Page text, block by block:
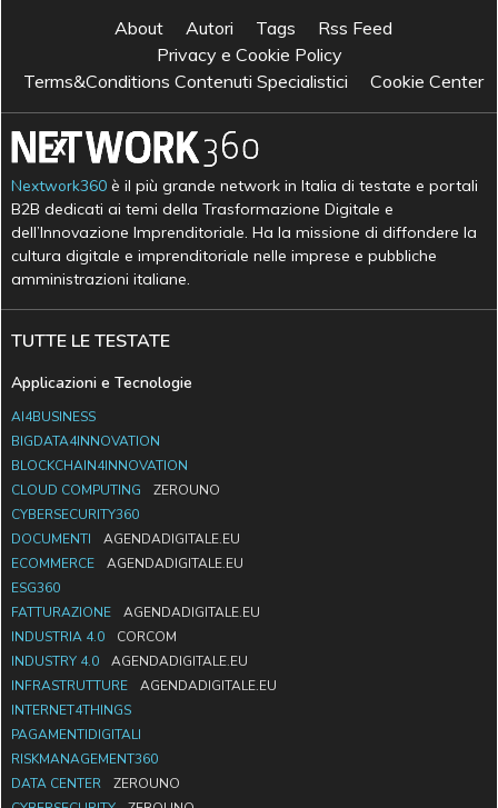
About Autori Tags
Rss Feed
Privacy e Cookie Policy
Terms&Conditions Contenuti Specialistici
Cookie Center
Nextwork360 è il più grande network in Italia di testate e portali
B2B dedicati ai temi della Trasformazione Digitale e
dell’Innovazione Imprenditoriale. Ha la missione di diffondere la
cultura digitale e imprenditoriale nelle imprese e pubbliche
amministrazioni italiane.
TUTTE LE TESTATE
Applicazioni e Tecnologie
AI4BUSINESS
BIGDATA4INNOVATION
BLOCKCHAIN4INNOVATION
CLOUD COMPUTING
ZEROUNO
CYBERSECURITY360
DOCUMENTI
AGENDADIGITALE.EU
ECOMMERCE
AGENDADIGITALE.EU
ESG360
FATTURAZIONE
AGENDADIGITALE.EU
INDUSTRIA 4.0
CORCOM
INDUSTRY 4.0
AGENDADIGITALE.EU
INFRASTRUTTURE
AGENDADIGITALE.EU
INTERNET4THINGS
PAGAMENTIDIGITALI
RISKMANAGEMENT360
DATA CENTER
ZEROUNO